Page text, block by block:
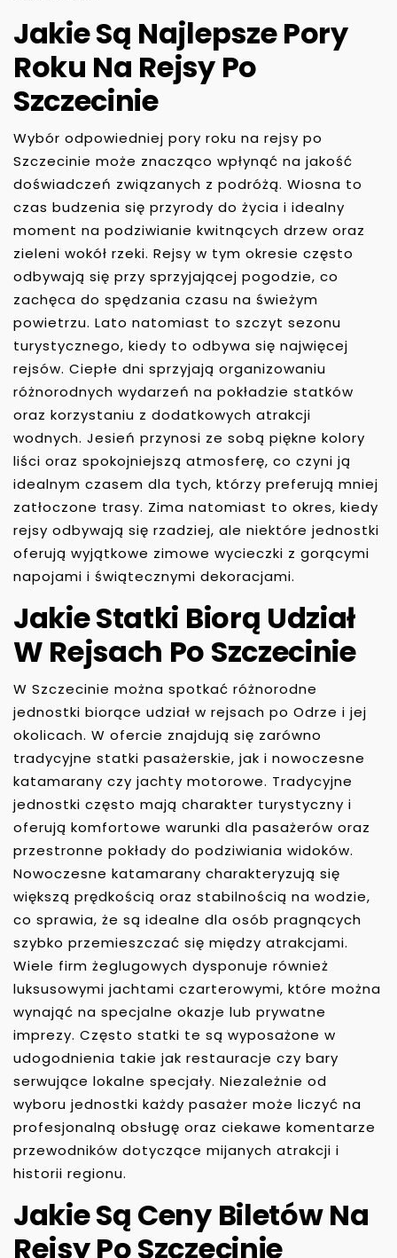
Jakie Są Najlepsze Pory
Roku Na Rejsy Po
Szczecinie
Wybór odpowiedniej pory roku na rejsy po
Szczecinie może znacząco wpłynąć na jakość
doświadczeń związanych z podróżą. Wiosna to
czas budzenia się przyrody do życia i idealny
moment na podziwianie kwitnących drzew oraz
zieleni wokół rzeki. Rejsy w tym okresie często
odbywają się przy sprzyjającej pogodzie, co
zachęca do spędzania czasu na świeżym
powietrzu. Lato natomiast to szczyt sezonu
turystycznego, kiedy to odbywa się najwięcej
rejsów. Ciepłe dni sprzyjają organizowaniu
różnorodnych wydarzeń na pokładzie statków
oraz korzystaniu z dodatkowych atrakcji
wodnych. Jesień przynosi ze sobą piękne kolory
liści oraz spokojniejszą atmosferę, co czyni ją
idealnym czasem dla tych, którzy preferują mniej
zatłoczone trasy. Zima natomiast to okres, kiedy
rejsy odbywają się rzadziej, ale niektóre jednostki
oferują wyjątkowe zimowe wycieczki z gorącymi
napojami i świątecznymi dekoracjami.
Jakie Statki Biorą Udział
W Rejsach Po Szczecinie
W Szczecinie można spotkać różnorodne
jednostki biorące udział w rejsach po Odrze i jej
okolicach. W ofercie znajdują się zarówno
tradycyjne statki pasażerskie, jak i nowoczesne
katamarany czy jachty motorowe. Tradycyjne
jednostki często mają charakter turystyczny i
oferują komfortowe warunki dla pasażerów oraz
przestronne pokłady do podziwiania widoków.
Nowoczesne katamarany charakteryzują się
większą prędkością oraz stabilnością na wodzie,
co sprawia, że są idealne dla osób pragnących
szybko przemieszczać się między atrakcjami.
Wiele firm żeglugowych dysponuje również
luksusowymi jachtami czarterowymi, które można
wynająć na specjalne okazje lub prywatne
imprezy. Często statki te są wyposażone w
udogodnienia takie jak restauracje czy bary
serwujące lokalne specjały. Niezależnie od
wyboru jednostki każdy pasażer może liczyć na
profesjonalną obsługę oraz ciekawe komentarze
przewodników dotyczące mijanych atrakcji i
historii regionu.
Jakie Są Ceny Biletów Na
Rejsy Po Szczecinie